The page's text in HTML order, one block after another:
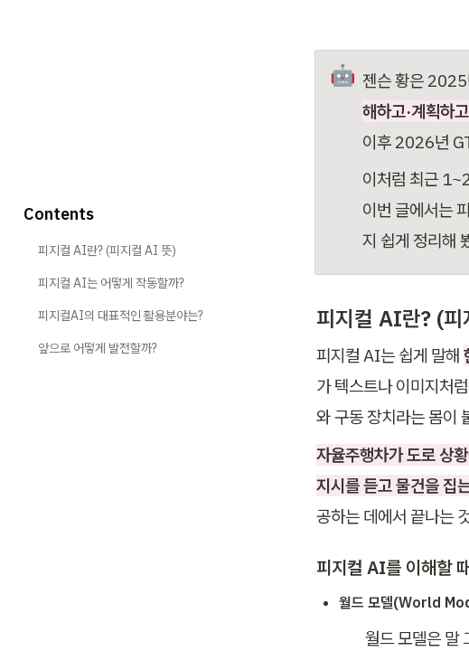
🤖 젠슨 황은 2025
해하고·계획하
이후 2026년
이처럼 최근
이번 글에서는
지 쉽게 정리해
피지컬 AI란? (
피지컬 AI는 쉽게 말해
가 텍스트나 이미지처
와 구동 장치라는 몸이
자율주행차가 도로 상
지시를 듣고 물건을 집
공하는 데에서 끝나는
피지컬 AI를 이해할
월드 모델(World
월드 모델은 말
Contents
피지컬 AI란? (피지컬 AI 뜻)
피지컬 AI는 어떻게 작동할까?
피지컬AI의 대표적인 활용분야는?
앞으로 어떻게 발전할까?